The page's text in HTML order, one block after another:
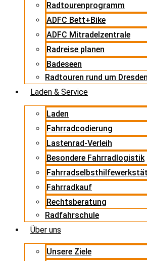
Radtourenprogramm
ADFC Bett+Bike
ADFC Mitradelzentrale
Radreise planen
Badeseen
Radtouren rund um Dresden
Laden & Service
Laden
Fahrradcodierung
Lastenrad-Verleih
Besondere Fahrradlogistik
Fahrradkauf
Rechtsberatung
Radfahrschule
Über uns
Unsere Ziele